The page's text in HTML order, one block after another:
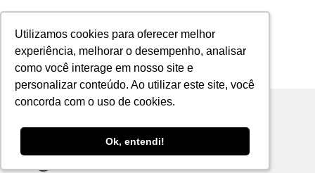
Utilizamos cookies para oferecer melhor
experiência, melhorar o desempenho, analisar
como você interage em nosso site e
personalizar conteúdo. Ao utilizar este site, você
concorda com o uso de cookies.
Ok, entendi!
Utilizamos cookies para oferecer melhor
experiência, melhorar o desempenho, analisar
como você interage em nosso site e
personalizar conteúdo. Ao utilizar este site, você
concorda com o uso de cookies.
Ok, entendi!
MENU
Tag archive: anéis